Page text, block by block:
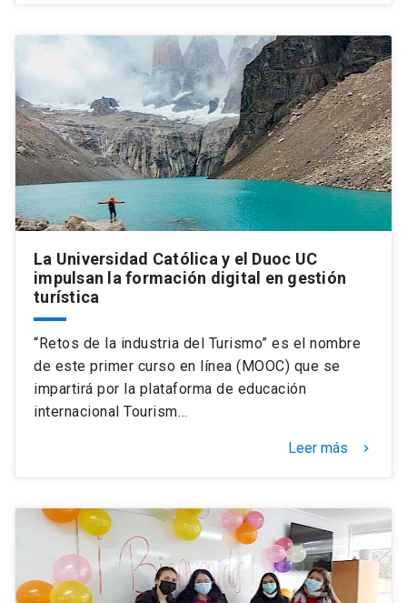
La Universidad Católica y el Duoc UC
impulsan la formación digital en gestión
turística
“Retos de la industria del Turismo” es el nombre
de este primer curso en línea (MOOC) que se
impartirá por la plataforma de educación
internacional Tourism…
Leer más keyboard_arrow_right